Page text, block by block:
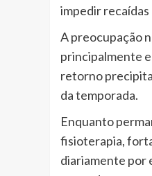
impedir recaídas
A preocupação
principalmente
retorno
da temporada.
Enquanto
fisioterapia,
diariamente por